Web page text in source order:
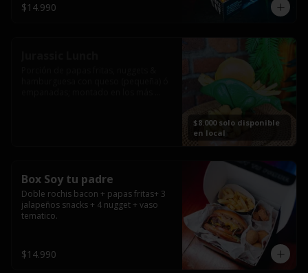
$14.990
$8.000 solo disponible
en local
Box Soy tu padre
Doble rochis bacon + papas fritas+ 3
jalapeños snacks + 4 nugget + vaso
tematico.
$14.990